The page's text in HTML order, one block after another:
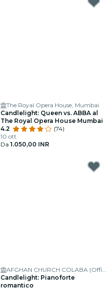
The Royal Opera House, Mumbai
Candlelight: Queen vs. ABBA al
The Royal Opera House Mumbai
4.2
(74)
10 ott
Da 1.050,00 INR
AFGHAN CHURCH COLABA (Official)
Candlelight: Pianoforte
romantico